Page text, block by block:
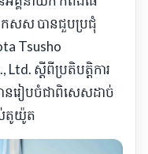
កសស បានជួបប្រជុំ
Tsusho
ស្តីពីប្រតិបត្តិការ
រៀបចំជាពិសេសដាច់
តូយ៉ូត